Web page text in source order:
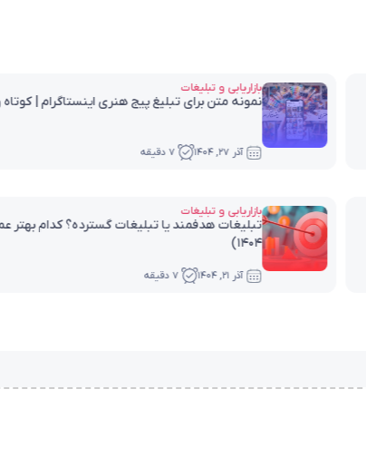
خلاقانه
می‌کند؟ (راهنمای انتخاب هوشمندانه در